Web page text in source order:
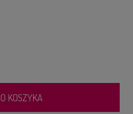
DO KOSZYKA